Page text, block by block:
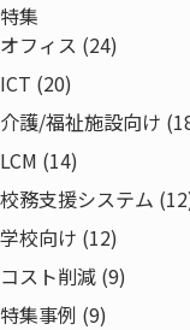
特集
オフィス (24)
ICT (20)
介護/福祉施設向け
LCM (14)
校務支援システム
学校向け (12)
コスト削減 (9)
特集事例 (9)
製品・サービス
オフィス環境
ICT
ネットワーク
ライフサイクルマネジ
ソリューション
事例紹介
特集